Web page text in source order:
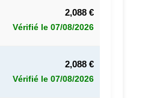
2,088 €
Vérifié le 07/08/2026
2,088 €
Vérifié le 07/08/2026